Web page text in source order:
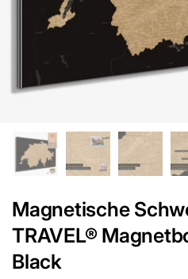
Magnetische
TRAVEL®
Black